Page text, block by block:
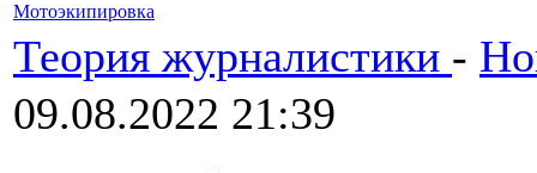
Мотоэкипировка
Теория журналистики -
09.08.2022 21:39